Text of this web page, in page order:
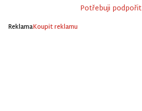
Potřebuji podpořit
ReklamaKoupit reklamu